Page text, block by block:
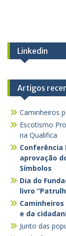
Linkedin
Artigos
Caminheiros
Escotismo
na Qualifica
Conferência
aprovação
Símbolos
Dia do
livro
e da
Junto das